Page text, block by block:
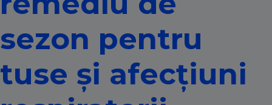
sezon pentru
tuse și afecțiuni